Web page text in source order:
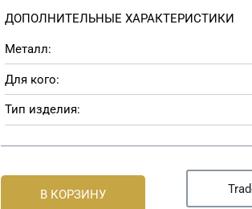
ДОПОЛНИТЕЛЬНЫЕ ХАРАКТЕРИСТИКИ
Металл:
Для кого:
Тип изделия:
В КОРЗИНУ